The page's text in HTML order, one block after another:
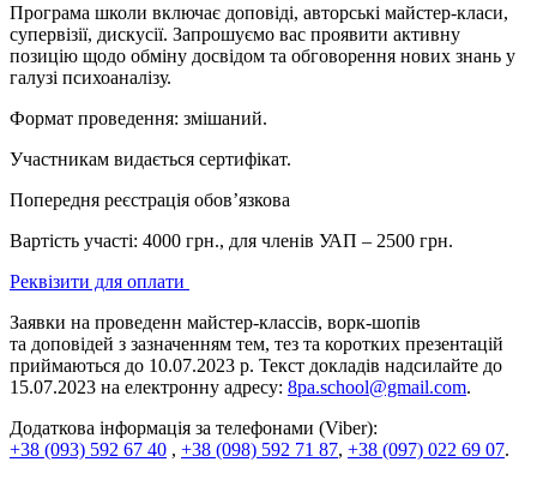
Програма школи включає доповіді, авторські майстер-класи,
супервізії, дискусії. Запрошуємо вас проявити активну
позицію щодо обміну досвідом та обговорення нових знань у
галузі психоаналізу.
Формат проведення: змішаний.
Участникам видається сертифікат.
Попередня реєстрація обов’язкова
Вартість участі: 4000 грн., для членів УАП – 2500 грн.
Реквізити для оплати
Заявки на проведенн майстер-классів, ворк-шопів
та доповідей з зазначенням тем, тез та коротких презентацій
приймаються до 10.07.2023 р. Текст докладів надсилайте до
15.07.2023 на електронну адресу: 8pa.school@gmail.com.
Додаткова інформація за телефонами (Viber):
+38 (093) 592 67 40 , +38 (098) 592 71 87, +38 (097) 022 69 07.